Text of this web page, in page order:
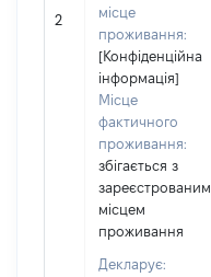
2
місце
проживання:
[Конфіденційна
інформація]
Місце
фактичного
проживання:
збігається з
зареєстрованим
місцем
проживання
Декларує: